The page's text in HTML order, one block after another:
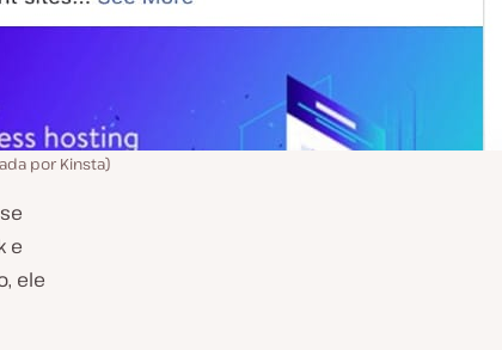
por Kinsta)
e
ele